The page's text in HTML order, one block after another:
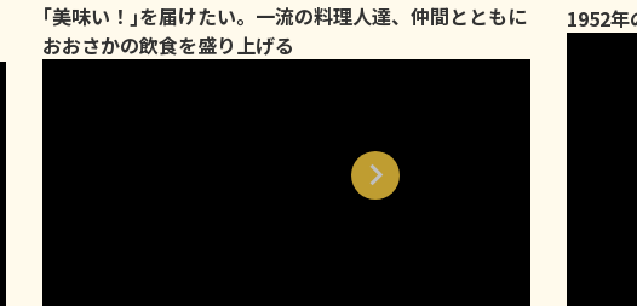
｢美味い！｣を届けたい。一流の料理人達、仲間とともに
おおさかの飲食を盛り上げる
1952年